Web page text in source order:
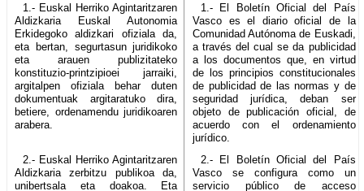
1.- Euskal Herriko Agintaritzaren
Aldizkaria Euskal Autonomia
Erkidegoko aldizkari ofiziala da,
eta bertan, segurtasun juridikoko
eta arauen publizitateko
konstituzio-printzipioei jarraiki,
argitalpen ofiziala behar duten
dokumentuak argitaratuko dira,
betiere, ordenamendu juridikoaren
arabera.
1.- El Boletín Oficial del País
Vasco es el diario oficial de la
Comunidad Autónoma de Euskadi,
a través del cual se da publicidad
a los documentos que, en virtud
de los principios constitucionales
de publicidad de las normas y de
seguridad jurídica, deban ser
objeto de publicación oficial, de
acuerdo con el ordenamiento
jurídico.
2.- Euskal Herriko Agintaritzaren
Aldizkaria zerbitzu publikoa da,
unibertsala eta doakoa. Eta
2.- El Boletín Oficial del País
Vasco se configura como un
servicio público de acceso